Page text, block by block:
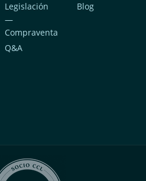
Legislación
—
Compraventa
Blog
Q&A